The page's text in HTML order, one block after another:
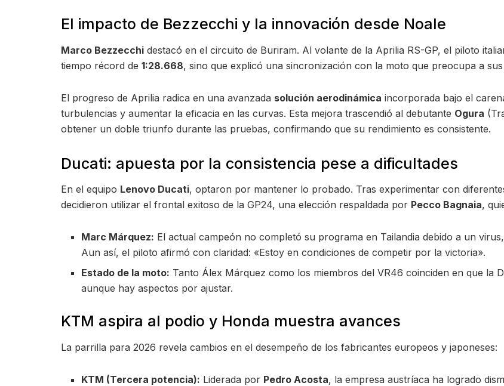
El impacto de Bezzecchi y la innovación desde Noale
Marco Bezzecchi destacó en el circuito de Buriram. Al volante de la Aprilia RS-GP, el piloto
tiempo récord de 1:28.668, sino que explicó una sincronización con la moto que preocupa a
El progreso de Aprilia radica en una avanzada solución aerodinámica incorporada bajo el
turbulencias y aumentar la eficacia en las curvas. Esta mejora trascendió al debutante Ogura
obtener un doble triunfo durante las pruebas, confirmando que su rendimiento es consistente.
Ducati: apuesta por la consistencia pese a dificultades
En el equipo Lenovo Ducati, optaron por mantener lo probado. Tras experimentar con
decidieron utilizar el frontal exitoso de la GP24, una elección respaldada por Pecco Bagnaia,
Marc Márquez: El actual campeón no completó su programa en Tailandia debido a un
Aun así, el piloto afirmó con claridad: «Estoy en condiciones de competir por la victoria».
Estado de la moto: Tanto Álex Márquez como los miembros del VR46 coinciden en que la
aunque hay aspectos por ajustar.
KTM aspira al podio y Honda muestra avances
La parrilla para 2026 revela cambios en el desempeño de los fabricantes europeos y japoneses:
KTM (Tercera potencia): Liderada por Pedro Acosta, la empresa austríaca ha logrado